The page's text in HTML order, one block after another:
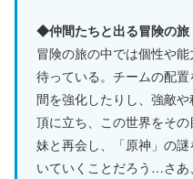
◆仲間たちと出る冒険の旅
冒険の旅の中では個性や
待っている。チームの配
間を強化したりし、強敵
頂に立ち、この世界をそ
妹と再会し、「原神」の
いていくことだろう…さあ